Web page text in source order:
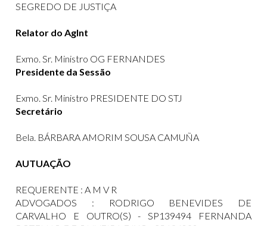
SEGREDO DE JUSTIÇA
Relator do AgInt
Exmo. Sr. Ministro OG FERNANDES
Presidente da Sessão
Exmo. Sr. Ministro PRESIDENTE DO STJ
Secretário
Bela. BÁRBARA AMORIM SOUSA CAMUÑA
AUTUAÇÃO
REQUERENTE : A M V R
ADVOGADOS : RODRIGO BENEVIDES DE
CARVALHO E OUTRO(S) - SP139494 FERNANDA